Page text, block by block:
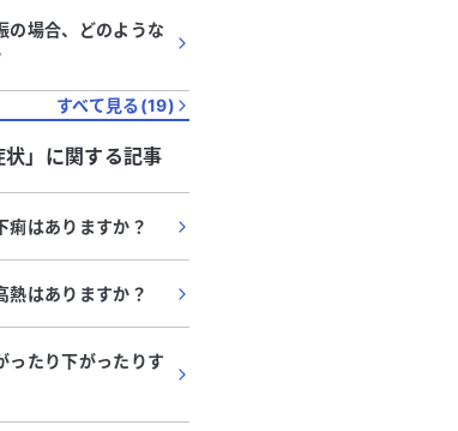
の場合、どのような
すべて見る(19)
状」に関する記事
痢はありますか？
熱はありますか？
ったり下がったりす